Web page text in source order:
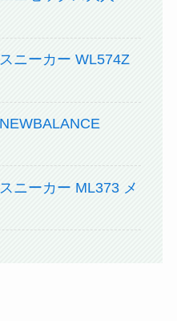
ニーカー WL574Z
ニーカー ML373 メ